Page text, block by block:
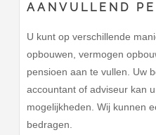
AANVULLEND
U kunt op verschillende
opbouwen, vermogen
pensioen aan te vullen. Uw
accountant of adviseur kan
mogelijkheden. Wij kunnen
bedragen.